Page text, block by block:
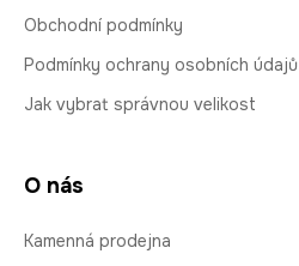
Obchodní podmínky
Podmínky ochrany osobních údajů
Jak vybrat správnou velikost
O nás
Kamenná prodejna